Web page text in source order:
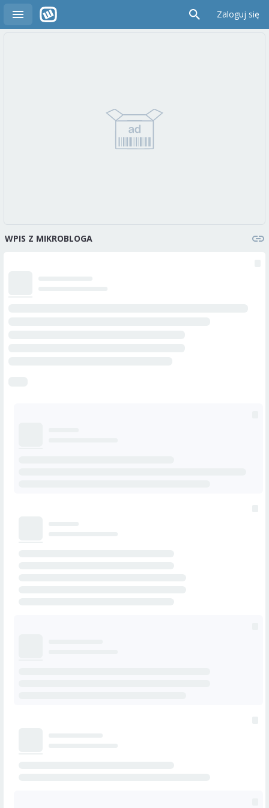
Zaloguj się
WPIS Z MIKROBLOGA